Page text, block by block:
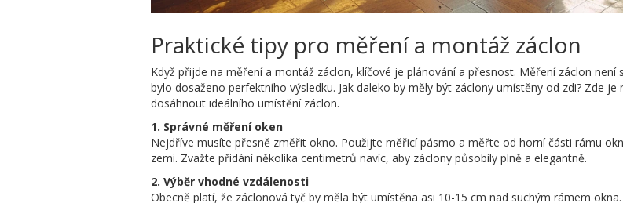
Praktické tipy pro měření a montáž záclon
Když přijde na měření a montáž záclon, klíčové je plánování a přesnost. Měření záclon
bylo dosaženo perfektního výsledku. Jak daleko by měly být záclony umístěny od zdi? Zde
dosáhnout ideálního umístění záclon.
1. Správné měření oken
Nejdříve musíte přesně změřit okno. Použijte měřicí pásmo a měřte od horní části rámu
zemi. Zvažte přidání několika centimetrů navíc, aby záclony působily plně a elegantně.
2. Výběr vhodné vzdálenosti
Obecně platí, že záclonová tyč by měla být umístěna asi 10-15 cm nad suchým rámem